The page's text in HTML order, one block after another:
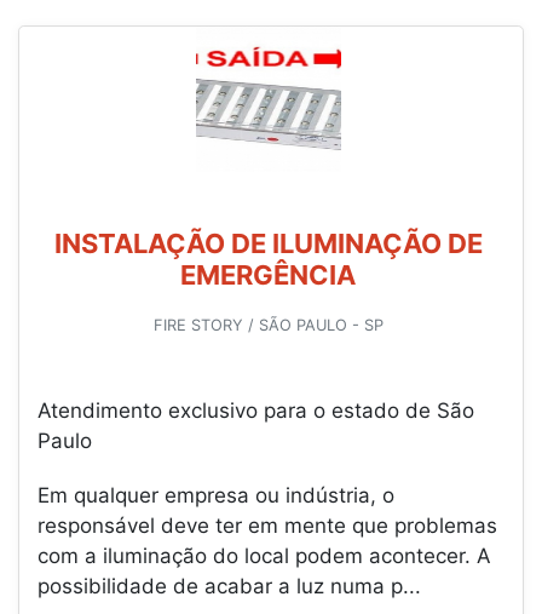
INSTALAÇÃO DE ILUMINAÇÃO DE
EMERGÊNCIA
FIRE STORY / SÃO PAULO - SP
Atendimento exclusivo para o estado de São
Paulo
Em qualquer empresa ou indústria, o
responsável deve ter em mente que problemas
com a iluminação do local podem acontecer. A
possibilidade de acabar a luz numa p...